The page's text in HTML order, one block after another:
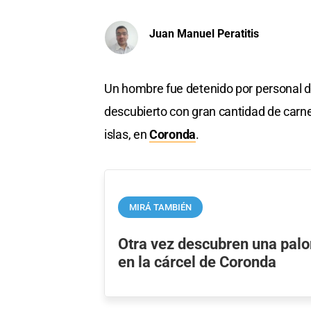
Juan Manuel Peratitis
Un hombre fue detenido por personal
descubierto con gran cantidad de
islas, enCoronda.
MIRÁ TAMBIÉN
Otra vez descubren una
en la cárcel de Coronda